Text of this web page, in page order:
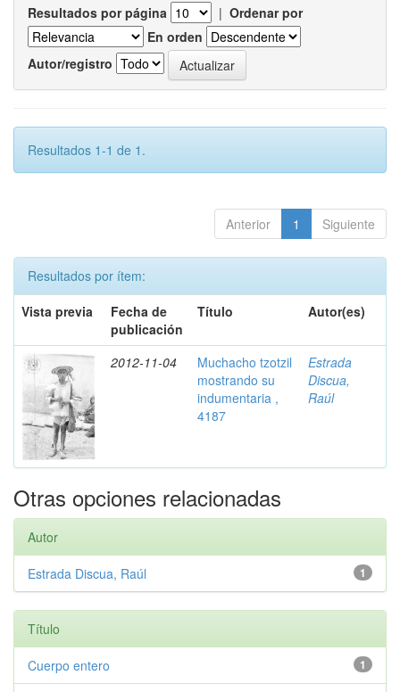
Resultados por página | Ordenar por
En orden
Autor/registro
Resultados 1-1 de 1.
Anterior 1 Siguiente
Resultados por ítem:
Vista previa
Fecha de
publicación
Título Autor(es)
2012-11-04
Muchacho tzotzil
mostrando su
indumentaria ,
4187
Estrada
Discua,
Raúl
Otras opciones relacionadas
Autor
1
Estrada Discua, Raúl
Título
1
Cuerpo entero